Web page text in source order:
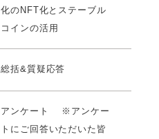
化のNFT化とステーブル
コインの活用
総括&質疑応答
アンケート ※アンケー
トにご回答いただいた皆